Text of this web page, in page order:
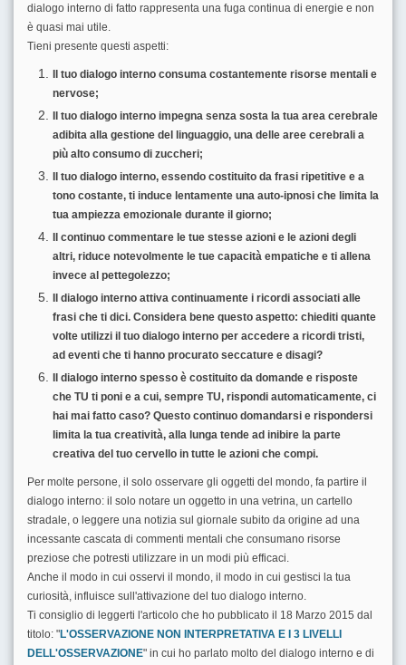
dialogo interno di fatto rappresenta una fuga continua di energie e non
è quasi mai utile.
Tieni presente questi aspetti:
Il tuo dialogo interno consuma costantemente risorse mentali e
nervose;
Il tuo dialogo interno impegna senza sosta la tua area cerebrale
adibita alla gestione del linguaggio, una delle aree cerebrali a
più alto consumo di zuccheri;
Il tuo dialogo interno, essendo costituito da frasi ripetitive e a
tono costante, ti induce lentamente una auto-ipnosi che limita la
tua ampiezza emozionale durante il giorno;
Il continuo commentare le tue stesse azioni e le azioni degli
altri, riduce notevolmente le tue capacità empatiche e ti allena
invece al pettegolezzo;
Il dialogo interno attiva continuamente i ricordi associati alle
frasi che ti dici. Considera bene questo aspetto: chiediti quante
volte utilizzi il tuo dialogo interno per accedere a ricordi tristi,
ad eventi che ti hanno procurato seccature e disagi?
Il dialogo interno spesso è costituito da domande e risposte
che TU ti poni e a cui, sempre TU, rispondi automaticamente, ci
hai mai fatto caso? Questo continuo domandarsi e rispondersi
limita la tua creatività, alla lunga tende ad inibire la parte
creativa del tuo cervello in tutte le azioni che compi.
Per molte persone, il solo osservare gli oggetti del mondo, fa partire il
dialogo interno: il solo notare un oggetto in una vetrina, un cartello
stradale, o leggere una notizia sul giornale subito da origine ad una
incessante cascata di commenti mentali che consumano risorse
preziose che potresti utilizzare in un modi più efficaci.
Anche il modo in cui osservi il mondo, il modo in cui gestisci la tua
curiosità, influisce sull'attivazione del tuo dialogo interno.
Ti consiglio di leggerti l'articolo che ho pubblicato il 18 Marzo 2015 dal
titolo: "L'OSSERVAZIONE NON INTERPRETATIVA E I 3 LIVELLI
DELL'OSSERVAZIONE" in cui ho parlato molto del dialogo interno e di